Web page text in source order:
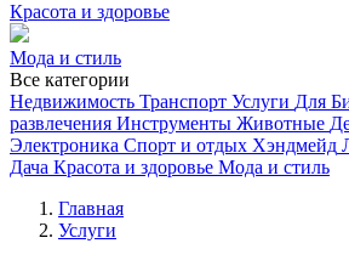
Красота и здоровье
Мода и стиль
Все категории
Недвижимость Транспорт Услуги Для
развлечения Инструменты Животные
Электроника Спорт и отдых Хэндмейд
Дача Красота и здоровье Мода и стиль
Главная
Услуги